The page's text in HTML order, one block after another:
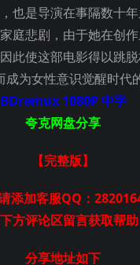
也是导演在事隔数十
庭悲剧，由于她在创
此使这部电影得以跳
成为女性意识觉醒时代
BDremux 1080P 中字
夸克网盘分享
【完整版】
添加客服QQ：
方评论区留言获取帮助
分享地址如下